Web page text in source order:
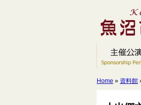
Home » 資料館